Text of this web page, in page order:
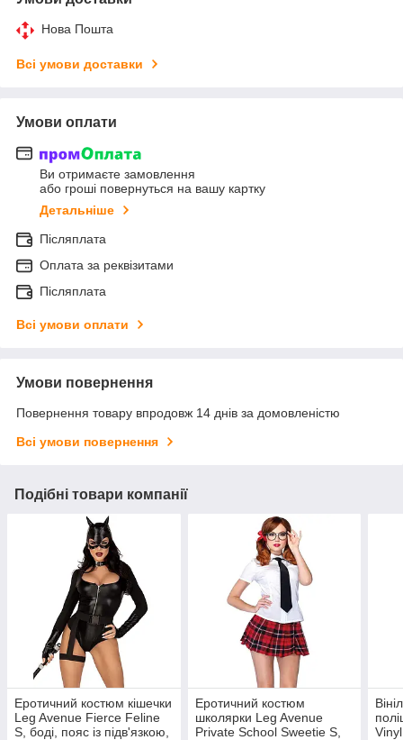
Нова Пошта
Всі умови доставки
Умови оплати
Ви отримаєте замовлення
або гроші повернуться на вашу картку
Детальніше
Післяплата
Оплата за реквізитами
Післяплата
Всі умови оплати
Умови повернення
Повернення товару впродовж 14 днів за домовленістю
Всі умови повернення
Подібні товари компанії
Еротичний костюм кішечки
Leg Avenue Fierce Feline
S, боді, пояс із підв'язкою,
Еротичний костюм
школярки Leg Avenue
Private School Sweetie S,